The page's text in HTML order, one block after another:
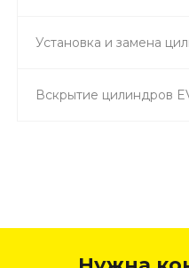
Установка и замена
Вскрытие цилиндров